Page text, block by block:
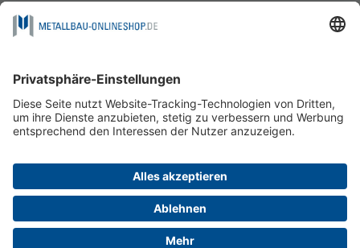
ONZE LANDEN VAN LEVERING
FOLGEN SIE UNS AUF
BETAALMOGELIJKHEDEN
HELP EN SERVICE